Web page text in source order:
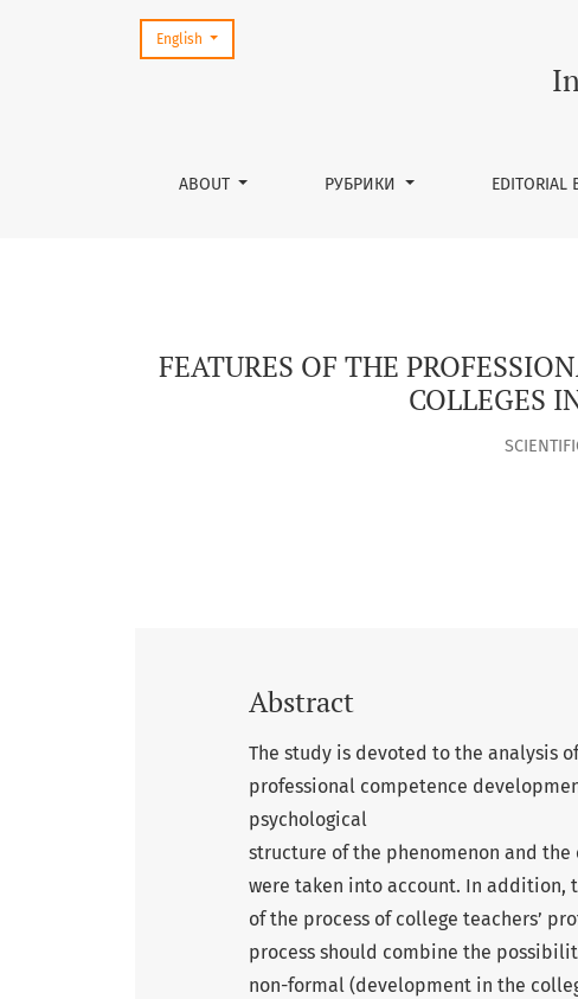
FEATURES OF THE PROFESSIONAL DEVELOPMENT
ABOUT РУБРИКИ EDITORIAL
Change the language. The current language is:
English
FEATURES OF THE
COLLEGES
Abstract
The study is devoted to the analysis
professional competence
psychological
structure of the phenomenon and
were taken into account. In addition,
of the process of college teachers’
process should combine the
non-formal (development in the